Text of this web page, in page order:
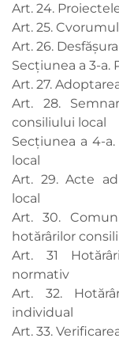
Art. 24.
Art. 25.
Art. 26.
Secțiunea a 3-a.
Art. 27.
Art. 28.
consiliului local
Secțiunea a 4-
local
Art. 29. Acte
local
Art. 30.
hotărârilor
Art. 31
normativ
Art. 32.
individual
Art. 33.